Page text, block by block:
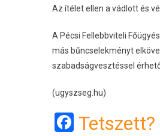
Az ítélet ellen a vádlott és
A Pécsi Fellebbviteli
más bűncselekményt
szabadságvesztéssel
(ugyszseg.hu)
Facebook